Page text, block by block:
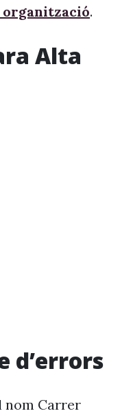
organització.
Alta
d’errors
nom Carrer